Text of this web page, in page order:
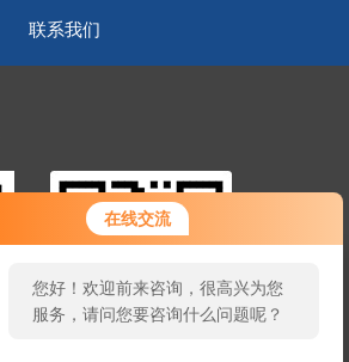
在线交流
您好！欢迎前来咨询，很高兴为您
服务，请问您要咨询什么问题呢？
联系我们